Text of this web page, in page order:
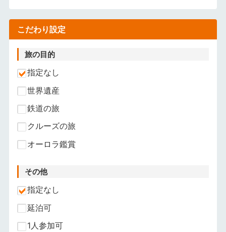
こだわり設定
旅の目的
指定なし
世界遺産
鉄道の旅
クルーズの旅
オーロラ鑑賞
その他
指定なし
延泊可
1人参加可